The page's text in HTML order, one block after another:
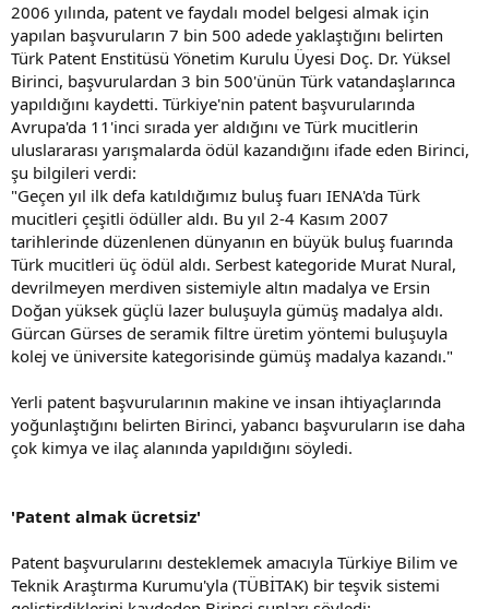
2006 yılında, patent ve faydalı model belgesi almak için
yapılan başvuruların 7 bin 500 adede yaklaştığını belirten
Türk Patent Enstitüsü Yönetim Kurulu Üyesi Doç. Dr. Yüksel
Birinci, başvurulardan 3 bin 500'ünün Türk vatandaşlarınca
yapıldığını kaydetti. Türkiye'nin patent başvurularında
Avrupa'da 11'inci sırada yer aldığını ve Türk mucitlerin
uluslararası yarışmalarda ödül kazandığını ifade eden Birinci,
şu bilgileri verdi:
"Geçen yıl ilk defa katıldığımız buluş fuarı IENA'da Türk
mucitleri çeşitli ödüller aldı. Bu yıl 2-4 Kasım 2007
tarihlerinde düzenlenen dünyanın en büyük buluş fuarında
Türk mucitleri üç ödül aldı. Serbest kategoride Murat Nural,
devrilmeyen merdiven sistemiyle altın madalya ve Ersin
Doğan yüksek güçlü lazer buluşuyla gümüş madalya aldı.
Gürcan Gürses de seramik filtre üretim yöntemi buluşuyla
kolej ve üniversite kategorisinde gümüş madalya kazandı."
Yerli patent başvurularının makine ve insan ihtiyaçlarında
yoğunlaştığını belirten Birinci, yabancı başvuruların ise daha
çok kimya ve ilaç alanında yapıldığını söyledi.
'Patent almak ücretsiz'
Patent başvurularını desteklemek amacıyla Türkiye Bilim ve
Teknik Araştırma Kurumu'yla (TÜBİTAK) bir teşvik sistemi